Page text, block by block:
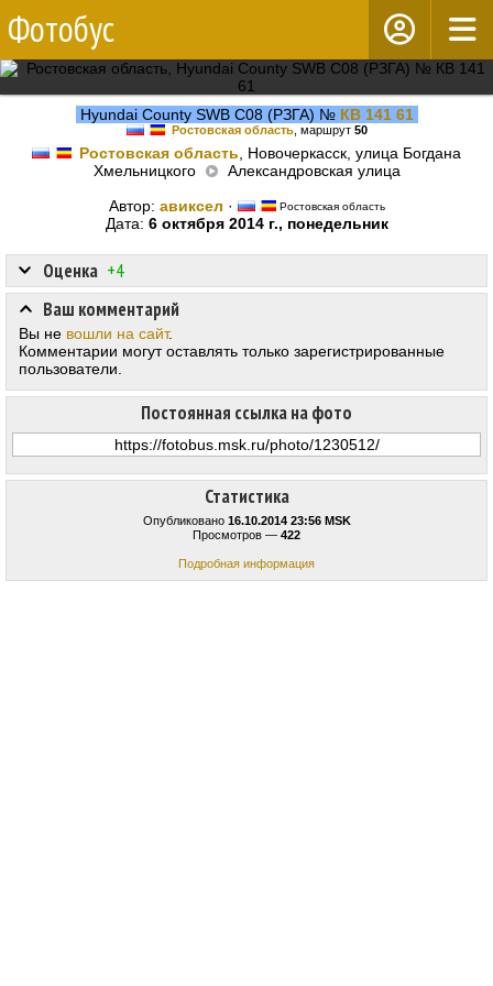
Фотобус
Hyundai County SWB C08 (РЗГА) № КВ 141 61
Ростовская область, маршрут 50
Ростовская область , Новочеркасск, улица Богдана
Хмельницкого
Александровская улица
Автор: авиксел · Ростовская область
Дата: 6 октября 2014 г., понедельник
Статистика
Опубликовано 16.10.2014 23:56 MSK
Просмотров — 422
Подробная информация
Оценка +4
Постоянная ссылка на фото
Ваш комментарий
Вы не вошли на сайт.
Комментарии могут оставлять только зарегистрированные
пользователи.